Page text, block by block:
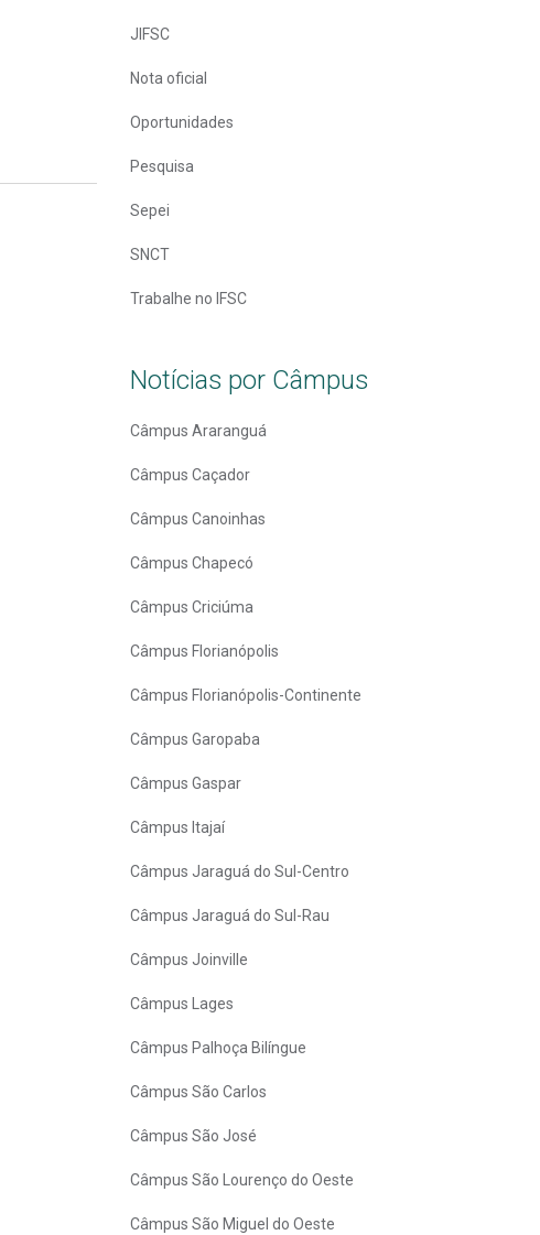
JIFSC
Nota oficial
Oportunidades
Pesquisa
Sepei
SNCT
Trabalhe no IFSC
Notícias por Câmpus
Câmpus Araranguá
Câmpus Caçador
Câmpus Canoinhas
Câmpus Chapecó
Câmpus Criciúma
Câmpus Florianópolis
Câmpus Florianópolis-Continente
Câmpus Garopaba
Câmpus Gaspar
Câmpus Itajaí
Câmpus Jaraguá do Sul-Centro
Câmpus Jaraguá do Sul-Rau
Câmpus Joinville
Câmpus Lages
Câmpus Palhoça Bilíngue
Câmpus São Carlos
Câmpus São José
Câmpus São Lourenço do Oeste
Câmpus São Miguel do Oeste